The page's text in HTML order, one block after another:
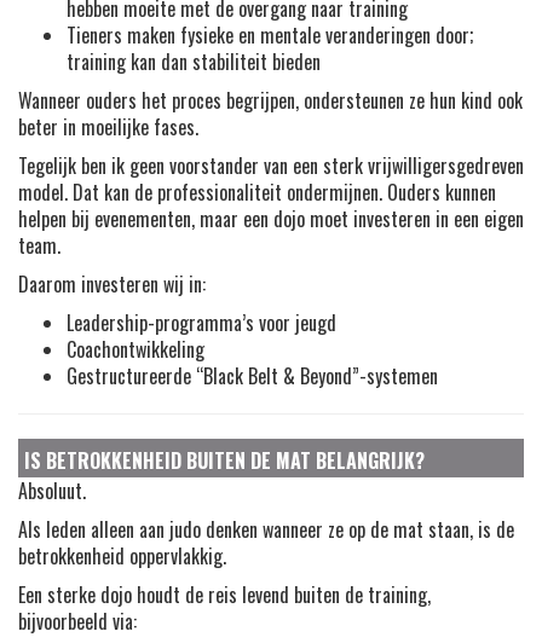
hebben moeite met de overgang naar training
Tieners maken fysieke en mentale veranderingen door;
training kan dan stabiliteit bieden
Wanneer ouders het proces begrijpen, ondersteunen ze hun kind ook
beter in moeilijke fases.
Tegelijk ben ik geen voorstander van een sterk vrijwilligersgedreven
model. Dat kan de professionaliteit ondermijnen. Ouders kunnen
helpen bij evenementen, maar een dojo moet investeren in een eigen
team.
Daarom investeren wij in:
Leadership-programma’s voor jeugd
Coachontwikkeling
Gestructureerde “Black Belt & Beyond”-systemen
IS BETROKKENHEID BUITEN DE MAT BELANGRIJK?
Absoluut.
Als leden alleen aan judo denken wanneer ze op de mat staan, is de
betrokkenheid oppervlakkig.
Een sterke dojo houdt de reis levend buiten de training,
bijvoorbeeld via: